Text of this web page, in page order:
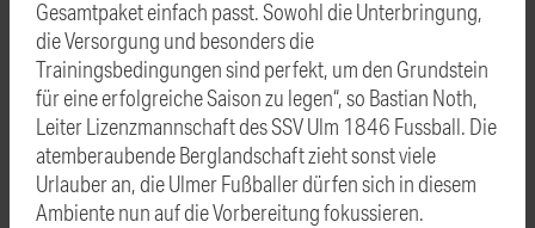
Gesamtpaket einfach passt. Sowohl die Unterbringung,
die Versorgung und besonders die
Trainingsbedingungen sind perfekt, um den Grundstein
für eine erfolgreiche Saison zu legen“, so Bastian Noth,
Leiter Lizenzmannschaft des SSV Ulm 1846 Fussball. Die
atemberaubende Berglandschaft zieht sonst viele
Urlauber an, die Ulmer Fußballer dürfen sich in diesem
Ambiente nun auf die Vorbereitung fokussieren.